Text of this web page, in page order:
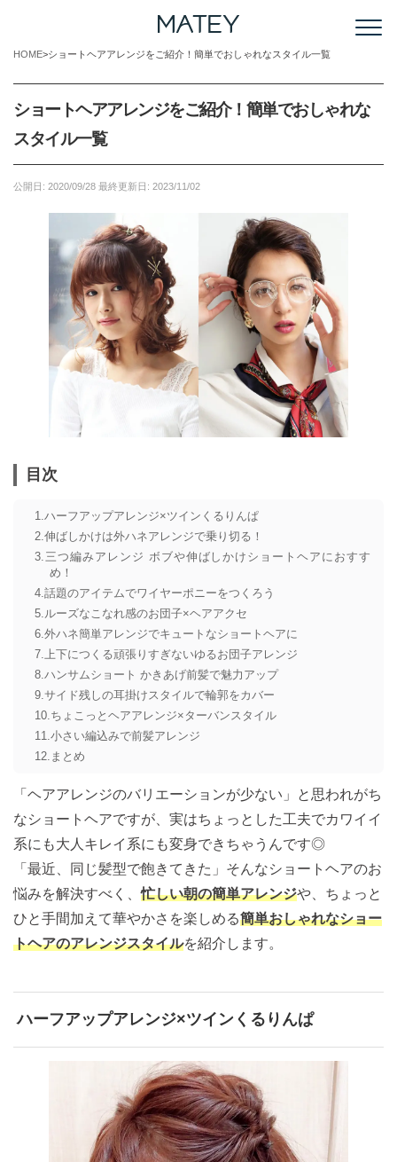
HOME ショートヘアアレンジをご紹介！簡単でおしゃれなスタイル一覧
ショートヘアアレンジをご紹介！簡単でおしゃれな
スタイル一覧
公開日: 2020/09/28 最終更新日: 2023/11/02
目次
ハーフアップアレンジ×ツインくるりんぱ
伸ばしかけは外ハネアレンジで乗り切る！
三つ編みアレンジ ボブや伸ばしかけショートヘアにおすす
め！
話題のアイテムでワイヤーポニーをつくろう
ルーズなこなれ感のお団子×ヘアアクセ
外ハネ簡単アレンジでキュートなショートヘアに
上下につくる頑張りすぎないゆるお団子アレンジ
ハンサムショート かきあげ前髪で魅力アップ
サイド残しの耳掛けスタイルで輪郭をカバー
ちょこっとヘアアレンジ×ターバンスタイル
小さい編込みで前髪アレンジ
まとめ
「ヘアアレンジのバリエーションが少ない」と思われがち
なショートヘアですが、実はちょっとした工夫でカワイイ
系にも大人キレイ系にも変身できちゃうんです◎
「最近、同じ髪型で飽きてきた」そんなショートヘアのお
悩みを解決すべく、忙しい朝の簡単アレンジや、ちょっと
ひと手間加えて華やかさを楽しめる簡単おしゃれなショー
トヘアのアレンジスタイルを紹介します。
ハーフアップアレンジ×ツインくるりんぱ